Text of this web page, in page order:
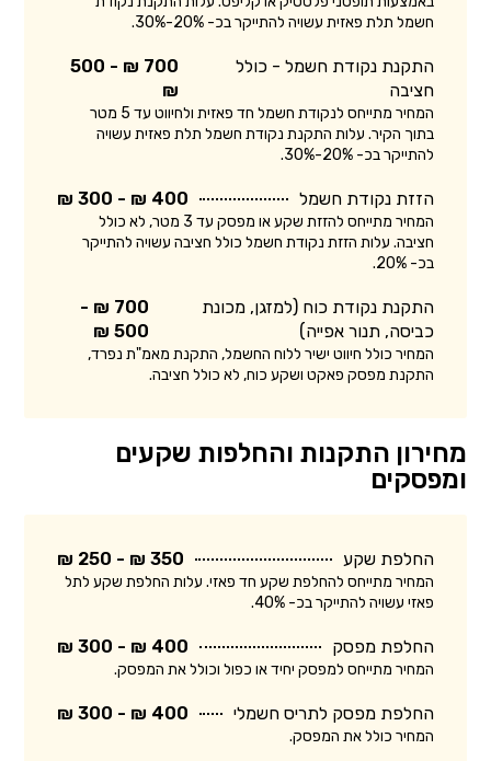
חשמל תלת פאזית עשויה להתייקר בכ- 20%-30%.
התקנת נקודת חשמל - כולל
חציבה
700 ₪ - 500
₪
המחיר מתייחס לנקודת חשמל חד פאזית ולחיווט עד 5 מטר
בתוך הקיר. עלות התקנת נקודת חשמל תלת פאזית עשויה
להתייקר בכ- 20%-30%.
הזזת נקודת חשמל 400 ₪ - 300 ₪
המחיר מתייחס להזזת שקע או מפסק עד 3 מטר, לא כולל
חציבה. עלות הזזת נקודת חשמל כולל חציבה עשויה להתייקר
בכ- 20%.
התקנת נקודת כוח (למזגן, מכונת
כביסה, תנור אפייה)
700 ₪ -
500 ₪
המחיר כולל חיווט ישיר ללוח החשמל, התקנת מאמ"ת נפרד,
התקנת מפסק פאקט ושקע כוח, לא כולל חציבה.
מחירון התקנות והחלפות שקעים
ומפסקים
החלפת שקע 350 ₪ - 250 ₪
המחיר מתייחס להחלפת שקע חד פאזי. עלות החלפת שקע לתל
פאזי עשויה להתייקר בכ- 40%.
החלפת מפסק 400 ₪ - 300 ₪
המחיר מתייחס למפסק יחיד או כפול וכולל את המפסק.
החלפת מפסק לתריס חשמלי 400 ₪ - 300 ₪
המחיר כולל את המפסק.